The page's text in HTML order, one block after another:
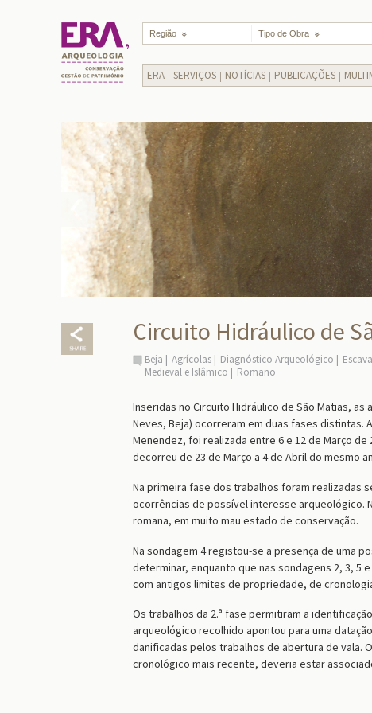
Região Tipo de Obra
ERA SERVIÇOS NOTÍCIAS PUBLICAÇÕES
Circuito Hidráulico de
Beja Agrícolas Diagnóstico Arqueológico
Medieval e Islâmico
Romano
Inseridas no Circuito Hidráulico de São Matias,
Neves, Beja) ocorreram em duas fases distintas.
Menendez, foi realizada entre 6 e 12 de Março
decorreu de 23 de Março a 4 de Abril do mesmo
Na primeira fase dos trabalhos foram realizadas
ocorrências de possível interesse arqueológico.
romana, em muito mau estado de conservação.
Na sondagem 4 registou-se a presença de uma
determinar, enquanto que nas sondagens 2, 3, 5
com antigos limites de propriedade, de
Os trabalhos da 2.ª fase permitiram a
arqueológico recolhido apontou para uma
danificadas pelos trabalhos de abertura de vala.
cronológico mais recente, deveria estar